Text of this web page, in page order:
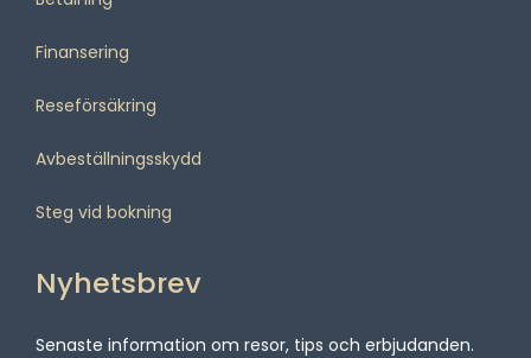
Finansering
Reseförsäkring
Avbeställningsskydd
Steg vid bokning
Nyhetsbrev
Senaste information om resor, tips och erbjudanden.